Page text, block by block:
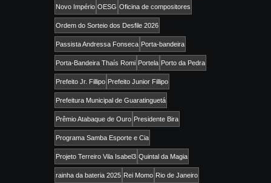
Novo Império OESG Oficina de compositores
Ordem do Sorteio dos Desfile 2026
Passista Andressa Fonseca Porta-bandeira
Porta-Bandeira Thaís Romi Portela Porto da Pedra
Prefeito Jr. Fillipo Prefeito Junior Fillipo
Prefeitura Municipal de Guaratinguetá
Prêmio Atabaque de Ouro Presidente Bira
Programa Samba Esporte e Cia
Projeto Terreiro Vila Isabel3 Quintal da Magia
rainha da bateria 2025 Rei Momo Rio de Janeiro